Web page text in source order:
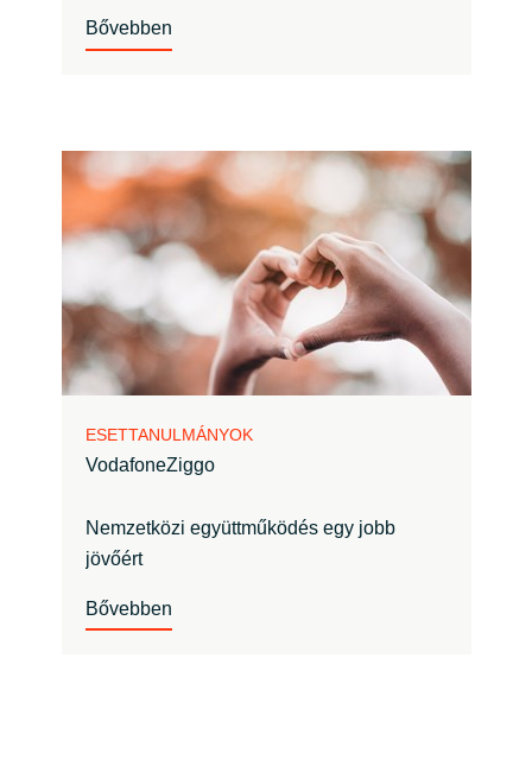
Bővebben
ESETTANULMÁNYOK
VodafoneZiggo
Nemzetközi együttműködés egy jobb
jövőért
Bővebben